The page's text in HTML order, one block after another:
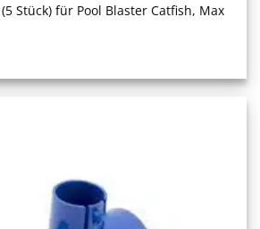
Stück) für Pool Blaster Catfish, Max
€.